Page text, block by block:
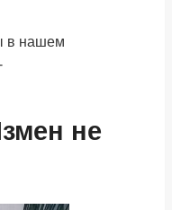
в нашем
не